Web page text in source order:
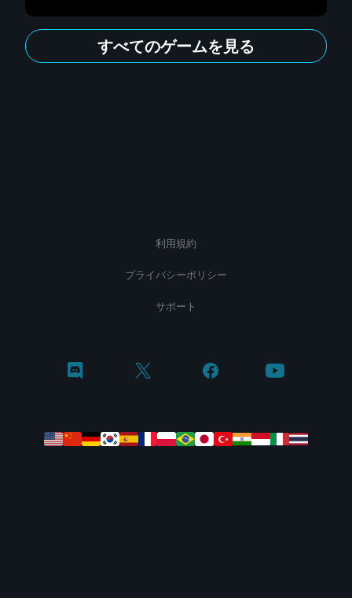
すべてのゲームを見る
利用規約
プライバシーポリシー
サポート